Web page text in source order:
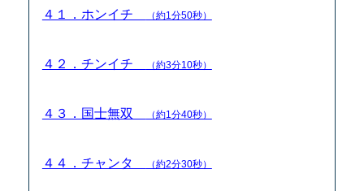
４１．ホンイチ （約1分50秒）
４２．チンイチ （約3分10秒）
４３．国士無双 （約1分40秒）
４４．チャンタ （約2分30秒）